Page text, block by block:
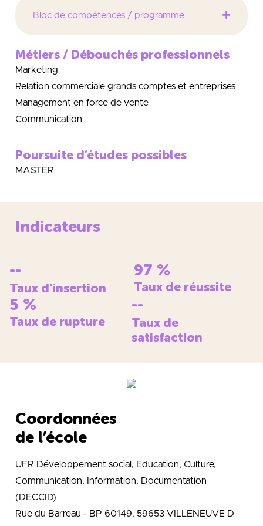
Bloc de compétences / programme
Métiers / Débouchés professionnels
Marketing
Relation commerciale grands comptes et entreprises
Management en force de vente
Communication
Poursuite d’études possibles
MASTER
Indicateurs
--
Taux d'insertion
97 %
Taux de réussite
5 %
Taux de rupture
--
Taux de
satisfaction
Coordonnées
de l’école
UFR Développement social, Education, Culture,
Communication, Information, Documentation
(DECCID)
Rue du Barreau - BP 60149, 59653 VILLENEUVE D